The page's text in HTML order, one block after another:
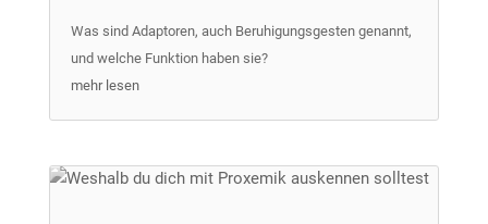
Was sind Adaptoren, auch Beruhigungsgesten genannt,
und welche Funktion haben sie?
mehr lesen